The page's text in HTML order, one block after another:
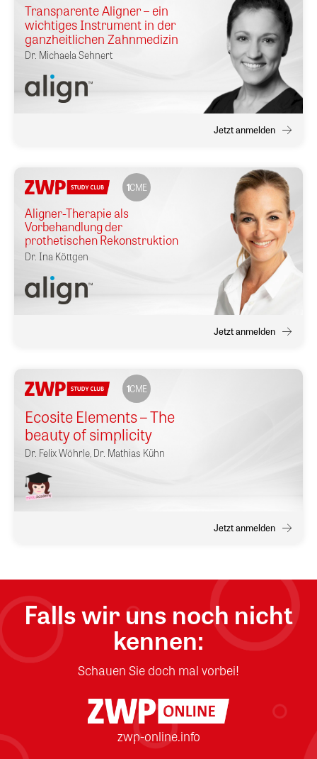
Transparente Aligner – ein
wichtiges Instrument in der
ganzheitlichen Zahnmedizin
Dr. Michaela Sehnert
Jetzt anmelden
1CME
Aligner-Therapie als
Vorbehandlung der
prothetischen Rekonstruktion
Dr. Ina Köttgen
Jetzt anmelden
1CME
Ecosite Elements – The
beauty of simplicity
Dr. Felix Wöhrle, Dr. Mathias Kühn
Jetzt anmelden
Falls wir uns noch nicht
kennen:
Schauen Sie doch mal vorbei!
zwp-online.info